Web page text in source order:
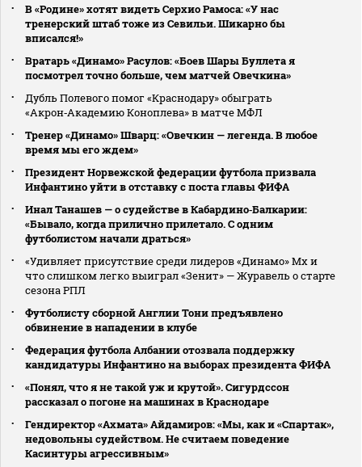
В «Родине» хотят видеть Серхио Рамоса: «У нас
тренерский штаб тоже из Севильи. Шикарно бы
вписался!»
Вратарь «Динамо» Расулов: «Боев Шары Буллета я
посмотрел точно больше, чем матчей Овечкина»
Дубль Полевого помог «Краснодару» обыграть
«Акрон‑Академию Коноплева» в матче МФЛ
Тренер «Динамо» Шварц: «Овечкин — легенда. В любое
время мы его ждем»
Президент Норвежской федерации футбола призвала
Инфантино уйти в отставку с поста главы ФИФА
Инал Танашев — о судействе в Кабардино‑Балкарии:
«Бывало, когда прилично прилетало. С одним
футболистом начали драться»
«Удивляет присутствие среди лидеров «Динамо» Мх и
что слишком легко выиграл «Зенит» — Журавель о старте
сезона РПЛ
Футболисту сборной Англии Тони предъявлено
обвинение в нападении в клубе
Федерация футбола Албании отозвала поддержку
кандидатуры Инфантино на выборах президента ФИФА
«Понял, что я не такой уж и крутой». Сигурдссон
рассказал о погоне на машинах в Краснодаре
Гендиректор «Ахмата» Айдамиров: «Мы, как и «Спартак»,
недовольны судейством. Не считаем поведение
Касинтуры агрессивным»